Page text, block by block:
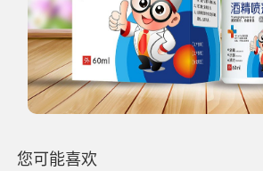
您可能喜欢